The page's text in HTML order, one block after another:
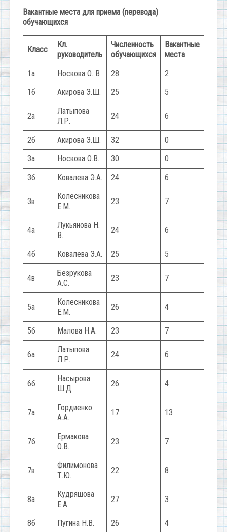
Вакантные места для приема (перевода)
обучающихся
Класс
Кл.
руководитель
Численность
обучающихся
Вакантные
места
1а
Носкова О. В 28
2
1б
Акирова Э.Ш. 25 5
2а
Латыпова
Л.Р.
24 6
2б Акирова Э.Ш. 32
0
3а
Носкова О.В. 30
0
3б
Ковалева Э.А. 24 6
3в
Колесникова
Е.М.
23 7
4а
Лукьянова Н.
В.
24 6
4б Ковалева Э.А. 25 5
4в
Безрукова
А.С.
23 7
5а
Колесникова
Е.М.
26 4
5б Малова Н.А. 23 7
6а
Латыпова
Л.Р.
24 6
6б
Насырова
Ш.Д.
26 4
7а
Гордиенко
А.А.
17 13
7б
Ермакова
О.В.
23 7
7в
Филимонова
Т.Ю.
22 8
8а
Кудряшова
Е.А.
27 3
8б Пугина Н.В. 26 4